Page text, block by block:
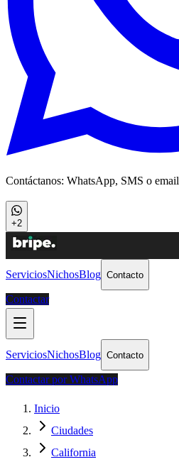
Contáctanos: WhatsApp, SMS o email
+2
ServiciosNichosBlog Contacto
Contactar
ServiciosNichosBlog Contacto
Contactar por WhatsApp
Inicio
Ciudades
California